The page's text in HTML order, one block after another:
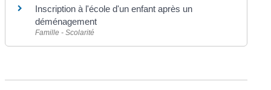
Inscription à l'école d'un enfant après un
déménagement
Famille - Scolarité